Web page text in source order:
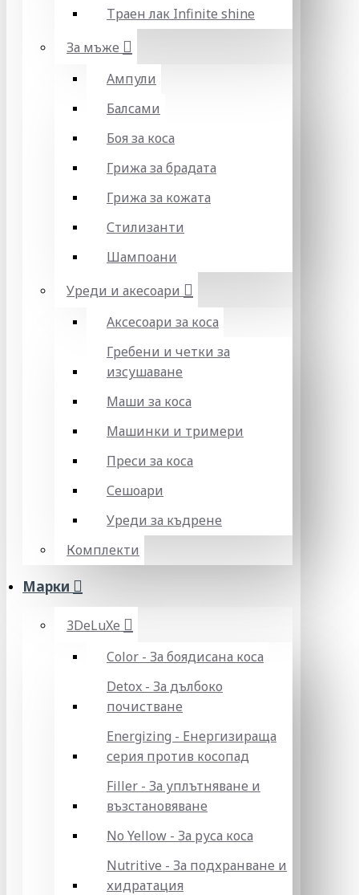
Траен лак Infinite shine
За мъже
Ампули
Балсами
Боя за коса
Грижа за брадата
Грижа за кожата
Стилизанти
Шампоани
Уреди и акесоари
Аксесоари за коса
Гребени и четки за
изсушаване
Маши за коса
Машинки и тримери
Преси за коса
Сешоари
Уреди за къдрене
Комплекти
Марки
3DeLuXe
Color - За боядисана коса
Detox - За дълбоко
почистване
Energizing - Енергизираща
серия против косопад
Filler - За уплътняване и
възстановяване
No Yellow - За руса коса
Nutritive - За подхранване и
хидратация